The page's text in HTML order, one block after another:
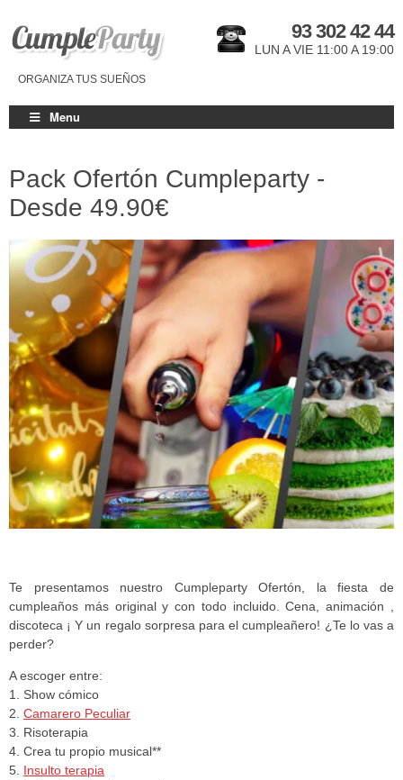
ORGANIZA TUS SUEÑOS
93 302 42 44
LUN A VIE 11:00 A 19:00
Menu
Pack Ofertón Cumpleparty -
Desde 49.90€
Te presentamos nuestro Cumpleparty Ofertón, la fiesta de
cumpleaños más original y con todo incluido. Cena, animación ,
discoteca ¡ Y un regalo sorpresa para el cumpleañero! ¿Te lo vas a
perder?
A escoger entre:
1. Show cómico
2. Camarero Peculiar
3. Risoterapia
4. Crea tu propio musical**
5. Insulto terapia